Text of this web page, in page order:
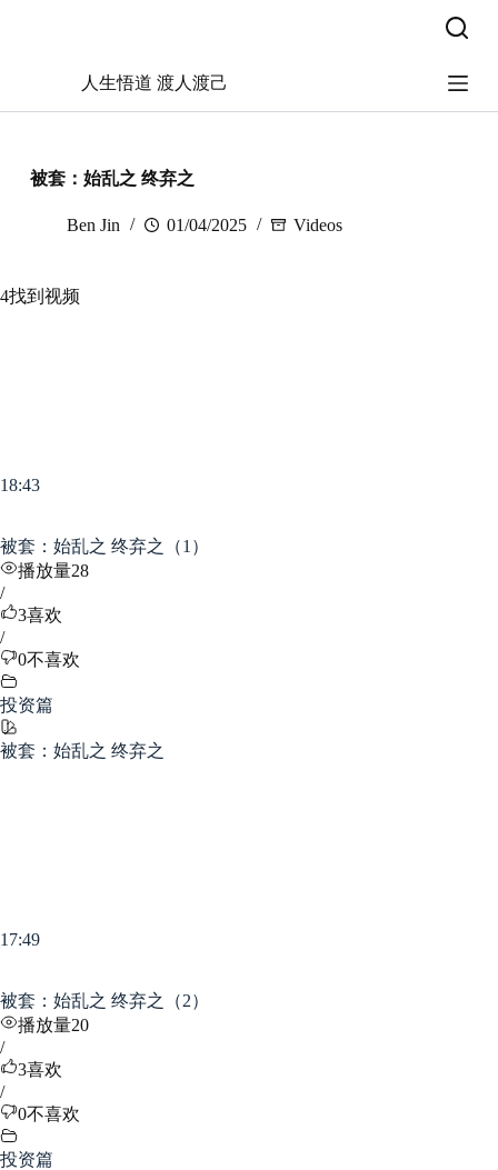
人生悟道 渡人渡己
被套：始乱之 终弃之
Ben Jin 01/04/2025 Videos
4找到视频
18:43
被套：始乱之 终弃之（1）
播放量28
/
3喜欢
/
0不喜欢
投资篇
被套：始乱之 终弃之
17:49
被套：始乱之 终弃之（2）
播放量20
/
3喜欢
/
0不喜欢
投资篇